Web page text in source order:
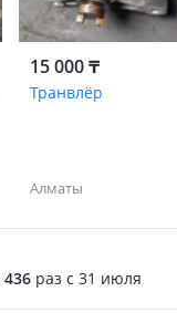
15 000 ₸
Транвлёр
Алматы
436 раз c 31 июля